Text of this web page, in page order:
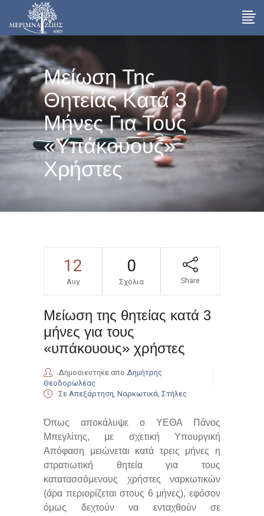
Μείωση Της
Θητείας Κατά 3
Μήνες Για Τους
«υπάκουους»
Χρήστες
12
Αυγ
0
Σχόλια Share
Μείωση της θητείας κατά 3
μήνες για τους
«υπάκουους» χρήστες
Δημοσιευτηκε απο Δημήτρης
Θεοδορωλέας
Σε Απεξάρτηση Ναρκωτικά Στήλες
Όπως αποκάλυψε ο ΥΕΘΑ Πάνος
Μπεγλίτης, με σχετική Υπουργική
Απόφαση μειώνεται κατά τρεις μήνες η
στρατιωτική θητεία για τους
κατατασσόμενους χρήστες ναρκωτικών
(άρα περιορίζεται στους 6 μήνες), εφόσον
όμως δεχτούν να ενταχθούν σε